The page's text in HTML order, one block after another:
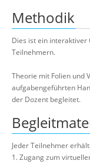
Methodik
Dies ist ein interaktiver
Teilnehmern.
Theorie mit Folien und
aufgabengeführten
der Dozent begleitet.
Jeder Teilnehmer
1. Zugang zum